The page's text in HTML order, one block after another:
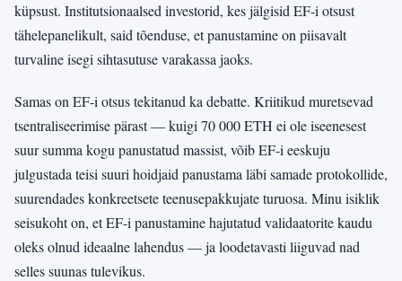
küpsust. Institutsionaalsed investorid, kes jälgisid EF-i otsust
tähelepanelikult, said tõenduse, et panustamine on piisavalt
turvaline isegi sihtasutuse varakassa jaoks.
Samas on EF-i otsus tekitanud ka debatte. Kriitikud muretsevad
tsentraliseerimise pärast — kuigi 70 000 ETH ei ole iseenesest
suur summa kogu panustatud massist, võib EF-i eeskuju
julgustada teisi suuri hoidjaid panustama läbi samade protokollide,
suurendades konkreetsete teenusepakkujate turuosa. Minu isiklik
seisukoht on, et EF-i panustamine hajutatud validaatorite kaudu
oleks olnud ideaalne lahendus — ja loodetavasti liiguvad nad
selles suunas tulevikus.